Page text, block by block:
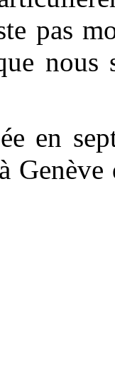
pas
nous
en
Genève